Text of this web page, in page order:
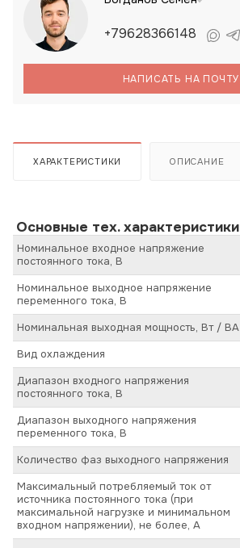
+79628366148
НАПИСАТЬ НА ПОЧТУ
ХАРАКТЕРИСТИКИ ОПИСАНИЕ
Основные тех. характеристики
Номинальное входное напряжение
постоянного тока, В
Номинальное выходное напряжение
переменного тока, В
Номинальная выходная мощность, Вт / ВА
Вид охлаждения
Диапазон входного напряжения
постоянного тока, В
Диапазон выходного напряжения
переменного тока, В
Количество фаз выходного напряжения
Максимальный потребляемый ток от
источника постоянного тока (при
максимальной нагрузке и минимальном
входном напряжении), не более, А